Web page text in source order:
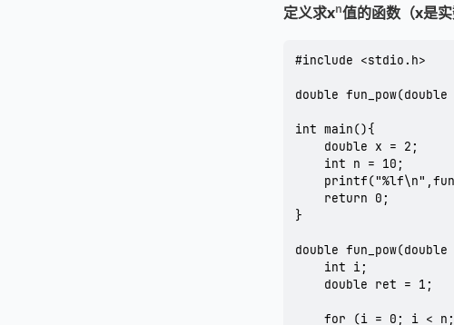
定义求xn值的函数（x是实
#include <stdio.h>
double
int main(){
}
double